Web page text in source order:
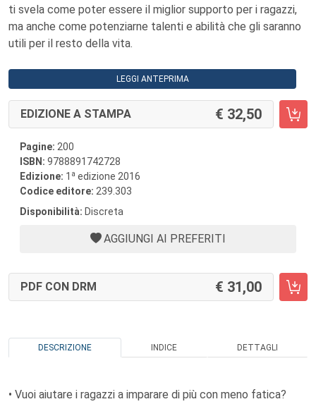
ti svela come poter essere il miglior supporto per i ragazzi,
ma anche come potenziarne talenti e abilità che gli saranno
utili per il resto della vita.
LEGGI ANTEPRIMA
EDIZIONE A STAMPA 32,50
Pagine: 200
ISBN: 9788891742728
Edizione: 1 a edizione 2016
Codice editore: 239.303
Disponibilità: Discreta
AGGIUNGI AI PREFERITI
PDF CON DRM 31,00
DESCRIZIONE INDICE DETTAGLI
• Vuoi aiutare i ragazzi a imparare di più con meno fatica?